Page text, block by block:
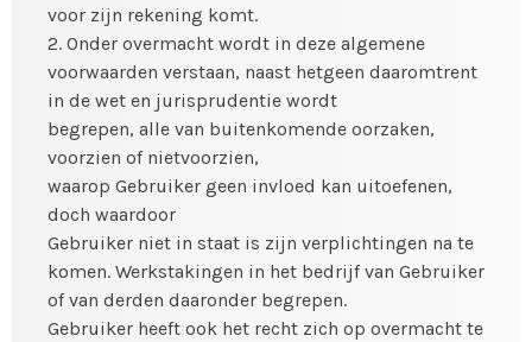
voor zijn rekening komt.
2. Onder overmacht wordt in deze algemene
voorwaarden verstaan, naast hetgeen daaromtrent
in de wet en jurisprudentie wordt
begrepen, alle van buitenkomende oorzaken,
voorzien of nietvoorzien,
waarop Gebruiker geen invloed kan uitoefenen,
doch waardoor
Gebruiker niet in staat is zijn verplichtingen na te
komen. Werkstakingen in het bedrijf van Gebruiker
of van derden daaronder begrepen.
Gebruiker heeft ook het recht zich op overmacht te